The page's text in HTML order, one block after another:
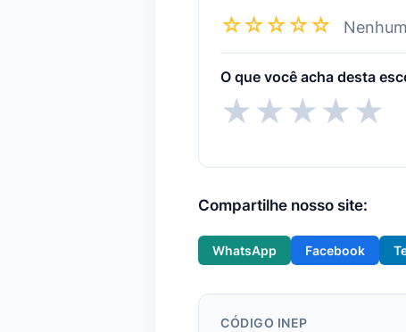
☆☆☆☆☆
O que você acha desta
★★★★★
Compartilhe nosso site:
WhatsApp Facebook
CÓDIGO INEP